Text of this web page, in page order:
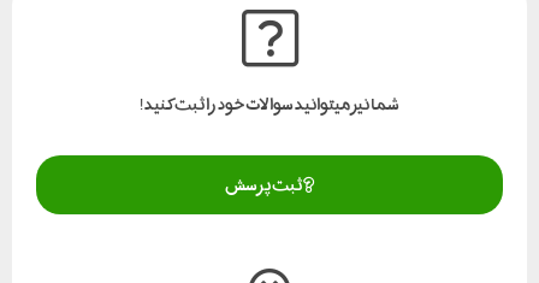
شما نیز میتوانید سوالات خود را ثبت کنید!
ثبت پرسش